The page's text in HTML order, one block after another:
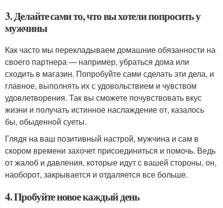
3. Делайте сами то, что вы хотели попросить у
мужчины
Как часто мы перекладываем домашние обязанности на
своего партнера — например, убраться дома или
сходить в магазин. Попробуйте сами сделать эти дела, и
главное, выполнять их с удовольствием и чувством
удовлетворения. Так вы сможете почувствовать вкус
жизни и получать истинное наслаждение от, казалось
бы, обыденной суеты.
Глядя на ваш позитивный настрой, мужчина и сам в
скором времени захочет присоединиться и помочь. Ведь
от жалоб и давления, которые идут с вашей стороны, он,
наоборот, закрывается и отдаляется все больше.
4. Пробуйте новое каждый день